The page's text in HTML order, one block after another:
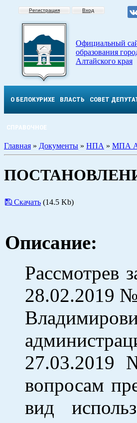
Регистрация Вход
Официальный
образования
Алтайского края
О БЕЛОКУРИХЕ ВЛАСТЬ СОВЕТ
СПРАВОЧНОЕ
Главная » Документы » НПА » МПА
Скачать (14.5 Kb)
Описание:
Рассмотрев
28.02.2019 №
27.03.2019
вопросам
вид